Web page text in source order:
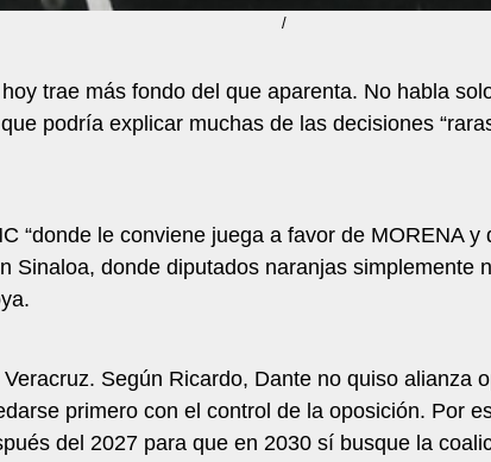
/
trae más fondo del que aparenta. No habla
podría explicar muchas de las decisiones
“donde le conviene juega a favor de MORENA
Sinaloa, donde diputados naranjas simplemente
Según Ricardo, Dante no quiso alianza
primero con el control de la oposición. Por
del 2027 para que en 2030 sí busque la